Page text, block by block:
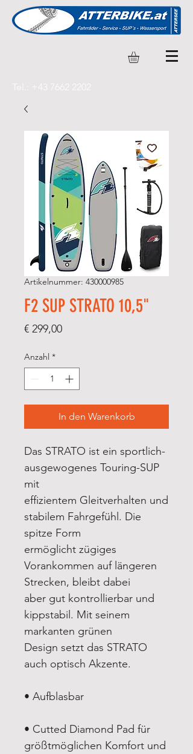
Tel.: +43 7662 2202
Artikelnummer: 430000985
F2 SUP STRATO 10,5"
€ 299,00Preis
Anzahl *
In den Warenkorb
Das STRATO ist ein sportlich-
ausgewogenes Touring-SUP
mit
effizientem Gleitverhalten und
stabilem Fahrgefühl. Die
spitze Form
ermöglicht zügiges
Vorankommen auf längeren
Strecken, bleibt dabei
aber gut kontrollierbar und
kippstabil. Mit seinem
markanten grünen
Design setzt das STRATO
auch optisch Akzente.
• Aufblasbar
• Cutted Diamond Pad für
größtmöglichen Komfort und